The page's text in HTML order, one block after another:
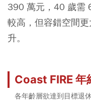
390 萬元，40 歲需
較高，但容錯空間
升。
Coast FIRE 年
各年齡層欲達到目標退